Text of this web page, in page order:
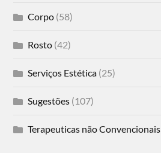
Corpo (58)
Rosto (42)
Serviços Estética (25)
Sugestões (107)
Terapeuticas não Convencionais